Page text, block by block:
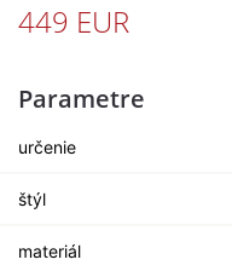
449 EUR
Parametre
určenie
štýl
materiál